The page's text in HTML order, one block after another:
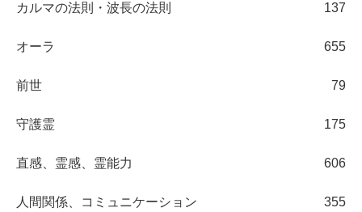
カルマの法則・波長の法則 137
オーラ 655
前世 79
守護霊 175
直感、霊感、霊能力 606
人間関係、コミュニケーション 355